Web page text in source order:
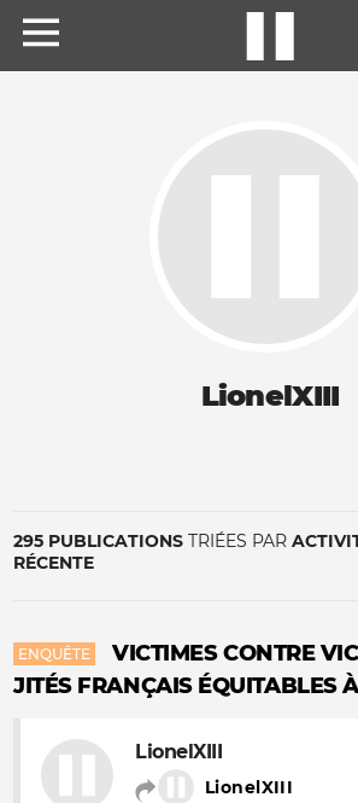
LionelXIII
295 PUBLICATIONS TRIÉES PAR
RÉCENTE
ENQUÊTE
VICTIMES CONTRE
JITÉS FRANÇAIS ÉQUITABLES
LionelXIII
LionelXIII